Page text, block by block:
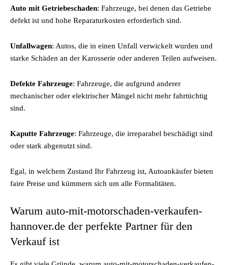
Auto mit Getriebeschaden: Fahrzeuge, bei denen das Getriebe
defekt ist und hohe Reparaturkosten erforderlich sind.
Unfallwagen: Autos, die in einen Unfall verwickelt wurden und
starke Schäden an der Karosserie oder anderen Teilen aufweisen.
Defekte Fahrzeuge: Fahrzeuge, die aufgrund anderer
mechanischer oder elektrischer Mängel nicht mehr fahrtüchtig
sind.
Kaputte Fahrzeuge: Fahrzeuge, die irreparabel beschädigt sind
oder stark abgenutzt sind.
Egal, in welchem Zustand Ihr Fahrzeug ist, Autoankäufer bieten
faire Preise und kümmern sich um alle Formalitäten.
Warum auto-mit-motorschaden-verkaufen-
hannover.de der perfekte Partner für den
Verkauf ist